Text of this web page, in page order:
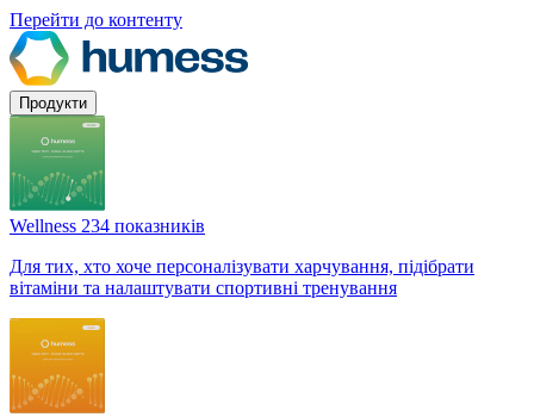
Перейти до контенту
Продукти
Wellness 234 показників
Для тих, хто хоче персоналізувати харчування, підібрати
вітаміни та налаштувати спортивні тренування